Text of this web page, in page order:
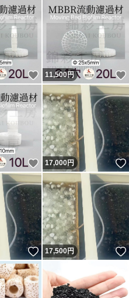
いいね！
11,500円
いいね！
17,000円
いいね！
17,500円